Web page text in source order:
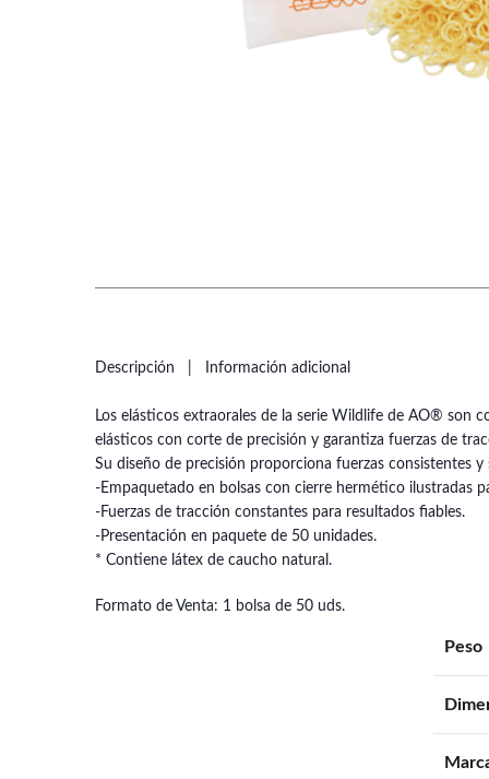
Descripción Información adicional
Los elásticos extraorales de la serie Wildlife de AO® son
elásticos con corte de precisión y garantiza fuerzas de
Su diseño de precisión proporciona fuerzas consistentes
-Empaquetado en bolsas con cierre hermético ilustradas
-Fuerzas de tracción constantes para resultados fiables.
-Presentación en paquete de 50 unidades.
* Contiene látex de caucho natural.
Formato de Venta: 1 bolsa de 50 uds.
Peso